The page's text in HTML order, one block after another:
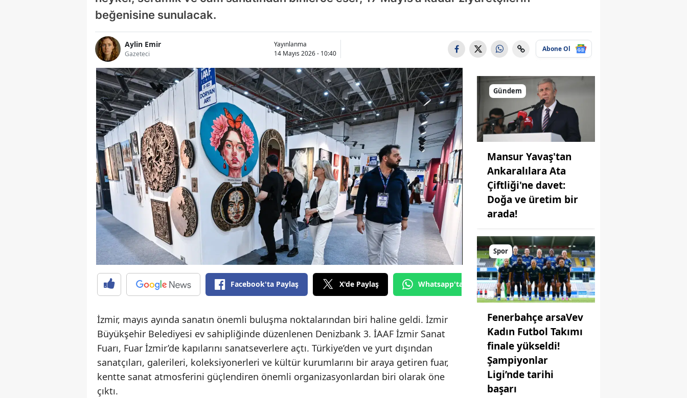
beğenisine sunulacak.
Aylin Emir
Gazeteci
Yayınlanma
14 Mayıs 2026 - 10:40
Abone Ol
Facebook'ta Paylaş X'de Paylaş Whatsapp'tan Gönder
İzmir, mayıs ayında sanatın önemli buluşma noktalarından biri haline geldi. İzmir
Büyükşehir Belediyesi ev sahipliğinde düzenlenen Denizbank 3. İAAF İzmir Sanat
Fuarı, Fuar İzmir’de kapılarını sanatseverlere açtı. Türkiye’den ve yurt dışından
sanatçıları, galerileri, koleksiyonerleri ve kültür kurumlarını bir araya getiren fuar,
kentte sanat atmosferini güçlendiren önemli organizasyonlardan biri olarak öne
çıktı.
Gündem
Mansur Yavaş'tan
Ankaralılara Ata
Çiftliği'ne davet:
Doğa ve üretim bir
arada!
Spor
Fenerbahçe arsaVev
Kadın Futbol Takımı
finale yükseldi!
Şampiyonlar
Ligi’nde tarihi
başarı